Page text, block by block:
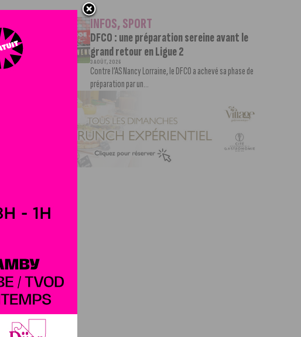
INFOS,SPORT
DFCO : une préparation sereine avant le
grand retour en Ligue 2
3 AOÛT, 2026
Contre l’AS Nancy Lorraine, le DFCO a achevé sa phase de
préparation par un...